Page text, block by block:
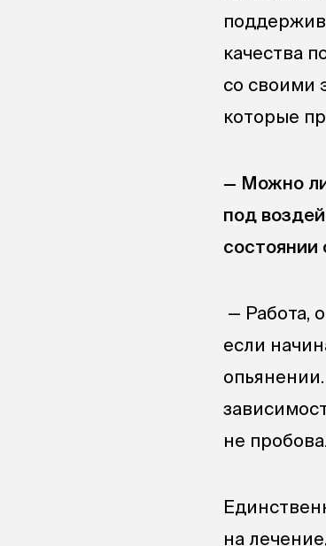
качества
со своими
которые
— Можно ли
под
состоянии
— Работа,
если
не
на